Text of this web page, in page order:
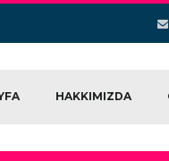
HAKKIMIZDA